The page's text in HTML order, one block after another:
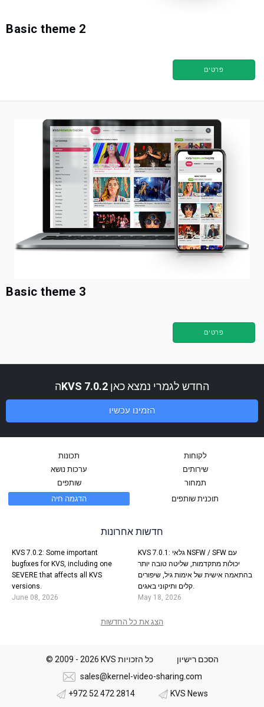
Basic theme 2
פרטים
Basic theme 3
פרטים
הKVS 7.0.2 החדש לגמרי נמצא כאן
הזמינו עכשיו
תכונות
לקוחות
ערכות נושא
שירותים
שותפים
תמחור
הדגמה חיה
תוכנית שותפים
חדשות אחרונות
KVS 7.0.2: Some important
bugfixes for KVS, including one
SEVERE that affects all KVS
versions.
June 08, 2026
KVS 7.0.1: גלאי NSFW / SFW עם
יכולות מתקדמות, שליטה טובה יותר
בהתאמה אישית של אימות גיל, שיפורים
קלים ותיקוני באגים.
May 18, 2026
הצג את כל החדשות
© 2009 - 2026 KVS כל הזכויות
הסכם רישיון
sales@kernel-video-sharing.com
+972 52 472 2814
KVS News